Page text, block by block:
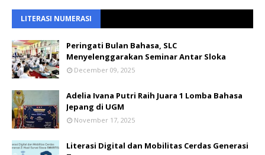
LITERASI NUMERASI
Peringati Bulan Bahasa, SLC
Menyelenggarakan Seminar Antar Sloka
December 09, 2025
Adelia Ivana Putri Raih Juara 1 Lomba Bahasa
Jepang di UGM
November 17, 2025
Literasi Digital dan Mobilitas Cerdas Generasi